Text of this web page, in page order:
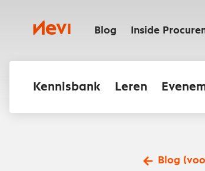
inhoudNevi Blog Inside
Kennisbank Leren
Blog